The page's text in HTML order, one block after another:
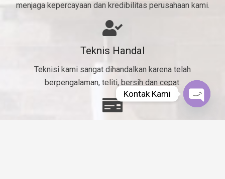
menjaga kepercayaan dan kredibilitas perusahaan kami.
Teknis Handal
Teknisi kami sangat dihandalkan karena telah
berpengalaman, teliti, bersih dan cepat.
Kontak Kami